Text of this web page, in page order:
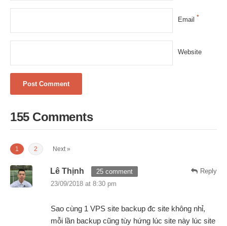
Email *
Website
155 Comments
1 2 Next »
Reply
Lê Thịnh
25 comment
23/09/2018 at 8:30 pm
Sao cùng 1 VPS site backup đc site không nhỉ,
mỗi lần backup cũng tùy hứng lúc site này lúc site